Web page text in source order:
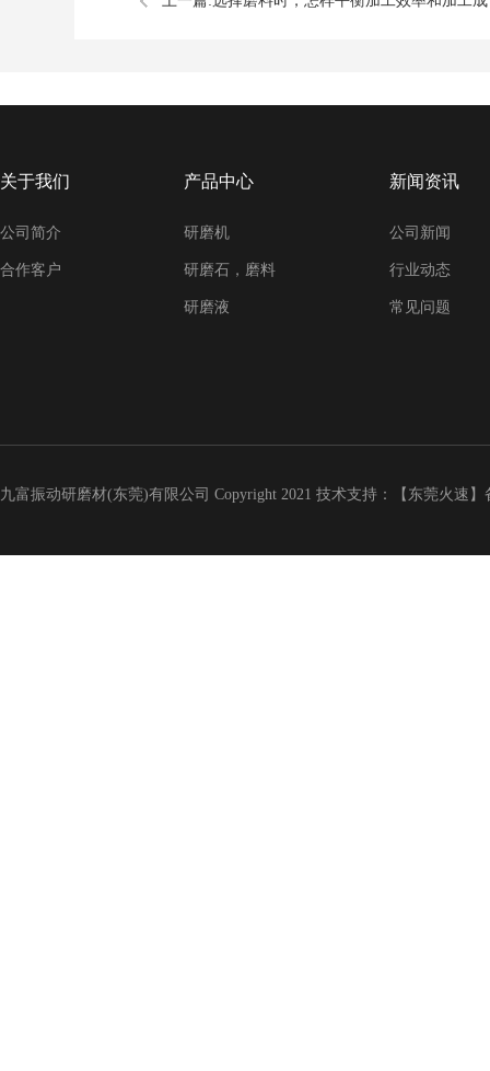
关于我们
公司简介
合作客户
产品中心
研磨机
研磨石，磨料
研磨液
新闻资讯
公司新闻
行业动态
常见问题
九富振动研磨材(东莞)有限公司 Copyright 2021 技术支持：【东莞火速】